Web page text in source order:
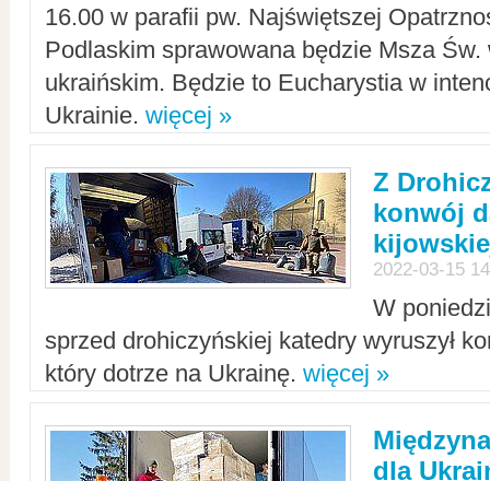
16.00 w parafii pw. Najświętszej
Podlaskim sprawowana będzie Msza Św.
ukraińskim. Będzie to Eucharystia w
Ukrainie. więcej »
Z
konwój
2022-03-15
W
sprzed drohiczyńskiej katedry wyruszył
który dotrze na Ukrainę. więcej »
dla